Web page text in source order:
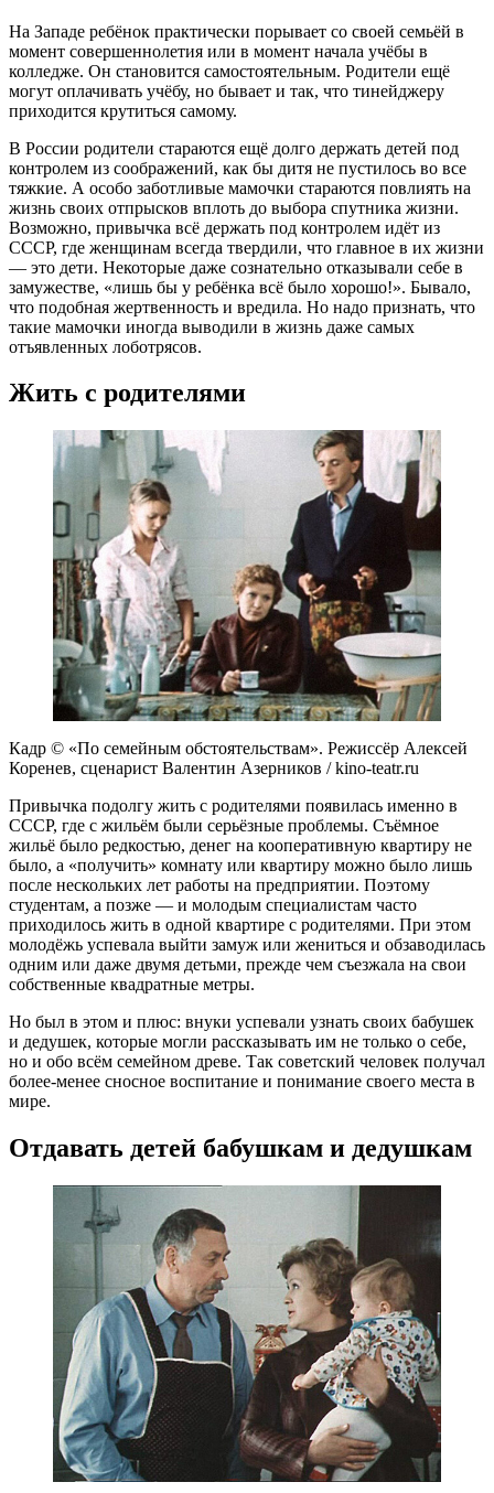
На Западе ребёнок практически порывает со своей семьёй в
момент совершеннолетия или в момент начала учёбы в
колледже. Он становится самостоятельным. Родители ещё
могут оплачивать учёбу, но бывает и так, что тинейджеру
приходится крутиться самому.
В России родители стараются ещё долго держать детей под
контролем из соображений, как бы дитя не пустилось во все
тяжкие. А особо заботливые мамочки стараются повлиять на
жизнь своих отпрысков вплоть до выбора спутника жизни.
Возможно, привычка всё держать под контролем идёт из
СССР, где женщинам всегда твердили, что главное в их жизни
— это дети. Некоторые даже сознательно отказывали себе в
замужестве, «лишь бы у ребёнка всё было хорошо!». Бывало,
что подобная жертвенность и вредила. Но надо признать, что
такие мамочки иногда выводили в жизнь даже самых
отъявленных лоботрясов.
Жить с родителями
Кадр © «По семейным обстоятельствам». Режиссёр Алексей
Коренев, сценарист Валентин Азерников / kino-teatr.ru
Привычка подолгу жить с родителями появилась именно в
СССР, где с жильём были серьёзные проблемы. Съёмное
жильё было редкостью, денег на кооперативную квартиру не
было, а «получить» комнату или квартиру можно было лишь
после нескольких лет работы на предприятии. Поэтому
студентам, а позже — и молодым специалистам часто
приходилось жить в одной квартире с родителями. При этом
молодёжь успевала выйти замуж или жениться и обзаводилась
одним или даже двумя детьми, прежде чем съезжала на свои
собственные квадратные метры.
Но был в этом и плюс: внуки успевали узнать своих бабушек
и дедушек, которые могли рассказывать им не только о себе,
но и обо всём семейном древе. Так советский человек получал
более-менее сносное воспитание и понимание своего места в
мире.
Отдавать детей бабушкам и дедушкам